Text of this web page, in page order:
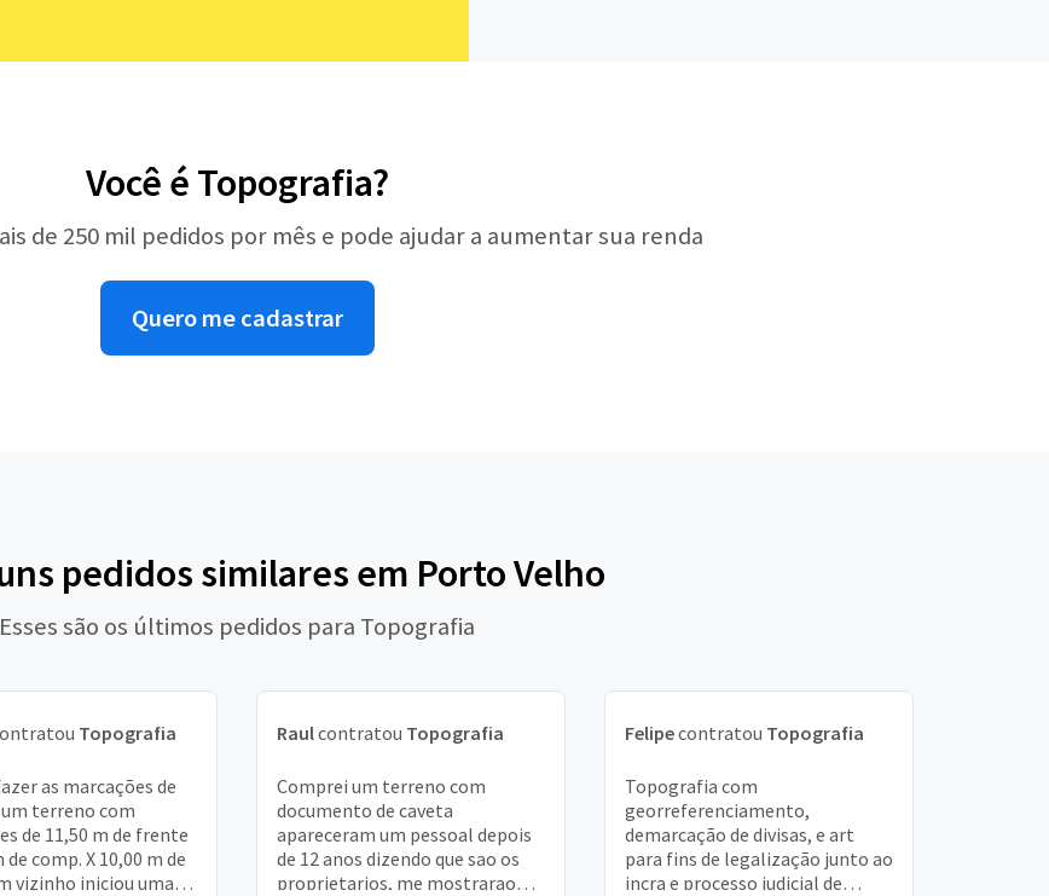
Você é Topografia?
de 250 mil pedidos por mês e pode ajudar a aumentar sua renda
Quero me cadastrar
pedidos similares em Porto Velho
Esses são os últimos pedidos para Topografia
Topografia
as marcações de
um terreno com
de 11,50 m de frente
de comp. X 10,00 m de
vizinho iniciou uma
Raulcontratou Topografia
Comprei um terreno com
documento de caveta
apareceram um pessoal depois
de 12 anos dizendo que sao os
proprietarios, me mostrarao
Felipecontratou Topografia
Topografia com
georreferenciamento,
demarcação de divisas, e art
para fins de legalização junto ao
incra e processo judicial de